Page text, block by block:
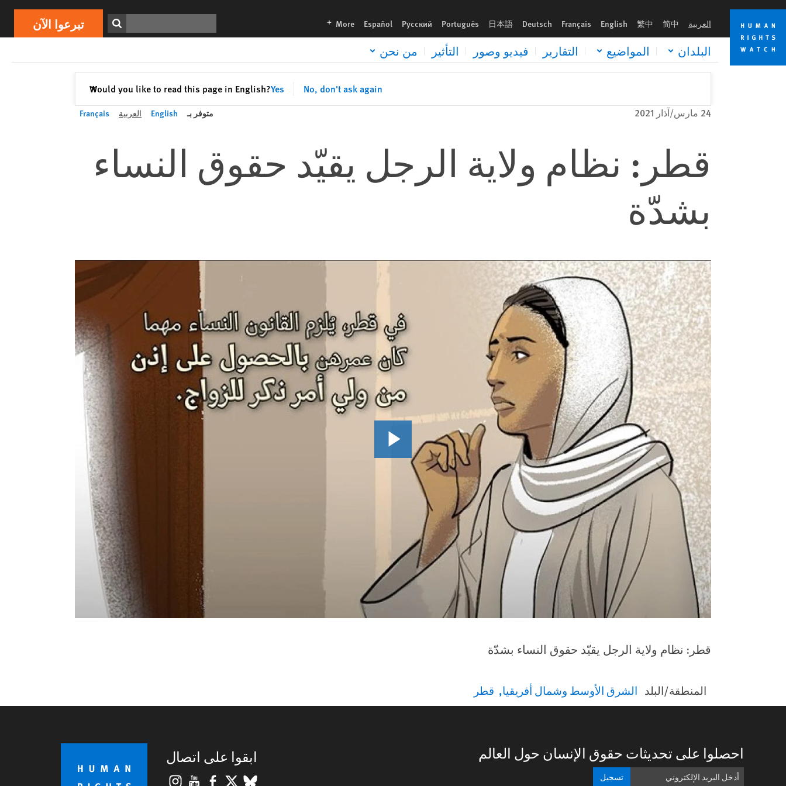
Skip
cookie
privacy
notice
Skip
main
content
العربية 简中
繁中
English
Français
Deutsch
日本語
Português
Русский
Español
More
languages تبرعوا الآن
البلدان المواضيع التقارير فيديو وصور التأثير من نحن
Would you like to read this page in English?Yes No, don't ask again
✕إغلاق
24 مارس/آذار 2021
متوفر بـ English العربية Français
قطر: نظام ولاية الرجل يقيّد حقوق النساء
بشدّة
قطر: نظام ولاية الرجل يقيّد حقوق النساء بشدّة
المنطقة/البلد الشرق الأوسط وشمال أفريقيا قطر
احصلوا على تحديثات حقوق الإنسان حول العالم
تسجيل
ابقوا على اتصال
BlueSky
X
Facebook
YouTube
Instagram